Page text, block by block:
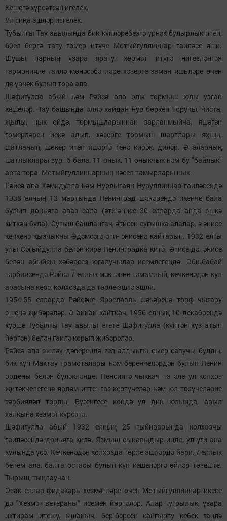
Кешегә күрсәтсәң игелек,
Ул сиңа эшләр изгелек.
Тубылгы Тау авылында бик күпләребезгә үрнәк булырлык итеп,
60ел бергә тату гомер итүче Мотыйгуллиннар гаиләсе яши.
Шушы парның үзара ярату, хөрмәт итүгә нигезләнгән
гармонияле гаилә мөнәсәбәтләре хәзерге заман яшьләре өчен
дә үрнәк булып тора ала.
Шәфигулла абый һәм Рәйсә апа олы тормыш юлы узган
кешеләр. Тау башында әллә кайдан нур бөркеп торучы, чиста,
җылы, нык өйдә, тормышларыннан зарланмыйча, яшәгән
гомерләрен искә алып, хәзерге тормыш шартлары яхшы,
шатланып, шөкер итеп яшәргә генә кирәк, диләр. Ә аларның
шатлыклары зур: 5 бала, 11 онык, 11 оныкчык һәм бу "байлык"
арта тора. Мотыйгуллиннарның нәсел тамырлары нык.
Рәйсә апа Хәмидулла һәм Нурлыгаян Нуруллиннар гаиләсендә
1938 елның 13 мартында Ленинград шәһәрендә икенче бала
булып дөньяга аваз сала (әти-әнисе 30 елларда анда эшкә
киткән була). Сугыш башлангач, әтисен сугышка алалар, ә әнисе
кечкенә кызчыкны Әдәмсәгә әти- әнисенә кайтарып, 1932 елгы
улы Сәгыйдулла белән кире Ленинградка китә. Әтисе дә, әнисе
белән абыйсы хәбәрсез югалучылар исемлегендә. Әби-бабай
тәрбиясендә Рәйсә 7 еллык мәктәпне тәмамлый, кечкенәдән кул
арасына керә, колхозда да төрле эштә эшли.
1954-55 елларда Рәйсәне Ярославль шәһәренә торф чыгару
эшенә җибәрәләр. Ә аннан кайткач, 1956 елның 10 декабрендә
күрше Тубылгы Тау авылы егете Шәфигулла (күптән күз атып
йөргән) белән гаилә корып җибәрәләр.
Рәйсә апа эшләү дәверендә гел алдынгы сыер савучы булды,
бик күп Мактау грамоталары һәм беренчеләрдән булып Ленин
ордены белән бүләкләнде. Пенсиягә чыккач та әле ул колхоз
җитәкчелегенә ярдәм итте: газ кертүчеләр һәм юл төзүчеләрне
тәрбияләп торды. Бүгенгесе көндә ул дин юлында, авыл
халкына хезмәт күрсәтә.
Шәфигулла абый 1932 елның 25 гыйнварында колхозчы
гаиләсендә дөньяга килә. Язмыш сынавыдыр инде, ул үги ана
кулында үсә. Кечкенәдән колхозда төрле эшләрдә йөри, 7 еллык
белем ала, балта остасы булып күп кешеләргә өйләр төзеште.
Тырыш, тыңлаучан.
Озак еллар фидакарь хезмәтләре өчен Мотыйгуллиннар икесе
дә "Хезмәт ветераны" исемен йөртәләр. Алар тугрылык, үзара
ихтирам итешү, ышаныч, бер-берсен кайгырту кебек гаилә